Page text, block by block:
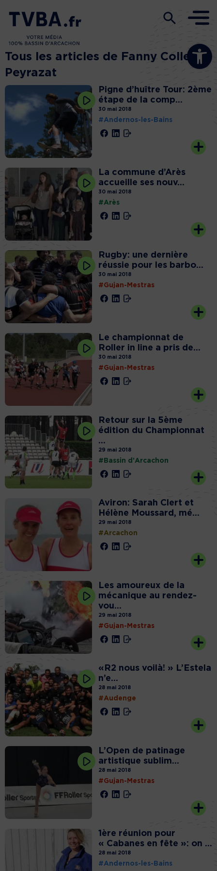
Ouvrir la
Tous les articles de Fanny Colleu
Peyrazat
Pigne d’huître Tour: 2ème
étape de la comp...
30 mai 2018
#Andernos-les-Bains
La commune d’Arès
accueille ses nouv...
30 mai 2018
#Arès
Rugby: une dernière
réussie pour les barbo...
30 mai 2018
#Gujan-Mestras
Le championnat de
Roller in line a pris de...
30 mai 2018
#Gujan-Mestras
Retour sur la 5ème
édition du Championnat
...
29 mai 2018
#Bassin d'Arcachon
Aviron: Sarah Clert et
Hélène Moussard, mé...
29 mai 2018
#Arcachon
Les amoureux de la
mécanique au rendez-
vou...
29 mai 2018
#Gujan-Mestras
«R2 nous voilà! » L’Estela
n’e...
28 mai 2018
#Audenge
L’Open de patinage
artistique sublim...
28 mai 2018
#Gujan-Mestras
1ère réunion pour
« Cabanes en fête »: on ...
28 mai 2018
#Andernos-les-Bains